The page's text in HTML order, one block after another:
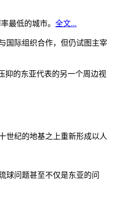
最低的城市。 全文...
国际组织合作，但仍试图主宰
抑的东亚代表的另一个周边视
世纪的地基之上重新形成以人
球问题甚至不仅是东亚的问